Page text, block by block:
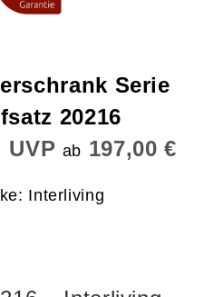
Serie
20216
UVP ab 197,00 €
Interliving